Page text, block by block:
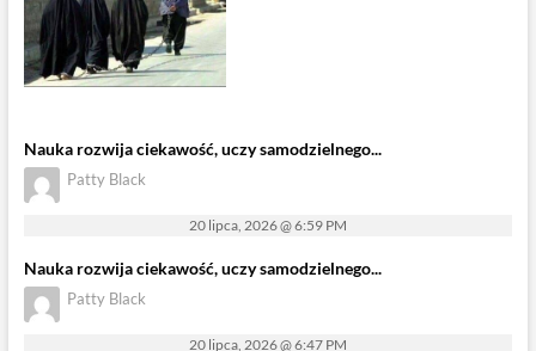
Nauka rozwija ciekawość, uczy samodzielnego...
Patty Black
20 lipca, 2026 @ 6:59 PM
Nauka rozwija ciekawość, uczy samodzielnego...
Patty Black
20 lipca, 2026 @ 6:47 PM